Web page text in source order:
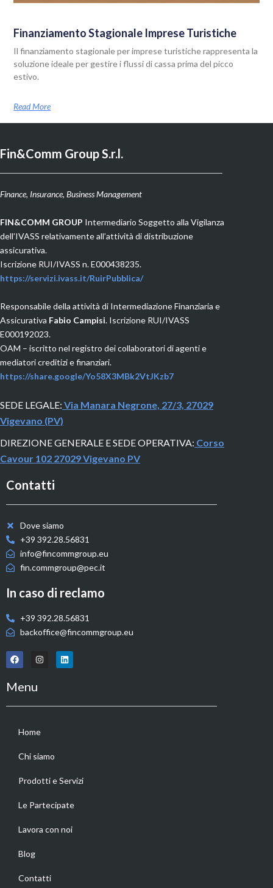
Finanziamento Stagionale Imprese Turistiche
Il finanziamento stagionale per imprese turistiche rappresenta la
soluzione ideale per gestire i flussi di cassa prima del picco
estivo.
Read More
Fin&Comm Group S.r.l.
Finance, Insurance, Business Management
FIN&COMM GROUP Intermediario Soggetto alla Vigilanza
dell’IVASS relativamente all’attività di distribuzione
assicurativa.
Iscrizione RUI/IVASS n. E000438235.
https://servizi.ivass.it/RuirPubblica/
Responsabile della attività di Intermediazione Finanziaria e
Assicurativa Fabio Campisi. Iscrizione RUI/IVASS
E000192023.
OAM – iscritto nel registro dei collaboratori di agenti e
mediatori creditizi e finanziari.
https://share.google/Yo58X3MBk2VtJKzb7
SEDE LEGALE: Via Manara Negrone, 27/3, 27029
Vigevano (PV)
DIREZIONE GENERALE E SEDE OPERATIVA: Corso
Cavour 102 27029 Vigevano PV
Contatti
Dove siamo
+39 392.28.56831
info@fincommgroup.eu
fin.commgroup@pec.it
In caso di reclamo
+39 392.28.56831
backoffice@fincommgroup.eu
Menu
Home
Chi siamo
Prodotti e Servizi
Le Partecipate
Lavora con noi
Blog
Contatti